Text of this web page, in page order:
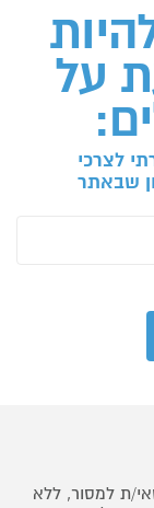
על
לצרכי
שבאתר
ת למסור, ללא